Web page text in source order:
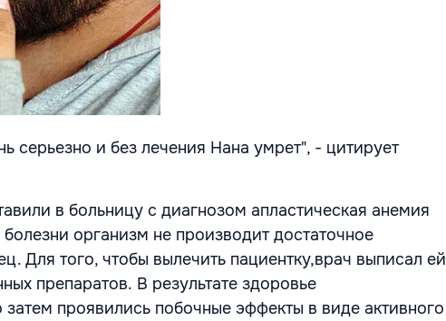
серьезно и без лечения Нана умрет", - цитирует
в больницу с диагнозом апластическая анемия
организм не производит достаточное
Для того, чтобы вылечить пациентку,врач выписал ей
препаратов. В результате здоровье
проявились побочные эффекты в виде активного